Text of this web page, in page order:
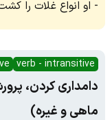
او انواع غلات را
verb - intransitive
دامداری کردن،
ماهی و غیره)